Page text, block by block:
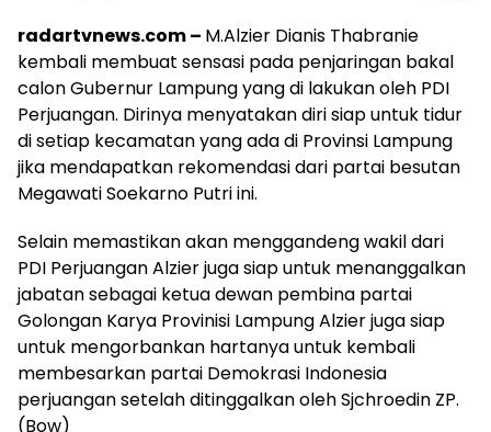
radartvnews.com – M.Alzier Dianis Thabranie
kembali membuat sensasi pada penjaringan bakal
calon Gubernur Lampung yang di lakukan oleh PDI
Perjuangan. Dirinya menyatakan diri siap untuk tidur
di setiap kecamatan yang ada di Provinsi Lampung
jika mendapatkan rekomendasi dari partai besutan
Megawati Soekarno Putri ini.
Selain memastikan akan menggandeng wakil dari
PDI Perjuangan Alzier juga siap untuk menanggalkan
jabatan sebagai ketua dewan pembina partai
Golongan Karya Provinisi Lampung Alzier juga siap
untuk mengorbankan hartanya untuk kembali
membesarkan partai Demokrasi Indonesia
perjuangan setelah ditinggalkan oleh Sjchroedin ZP.
(Bow)